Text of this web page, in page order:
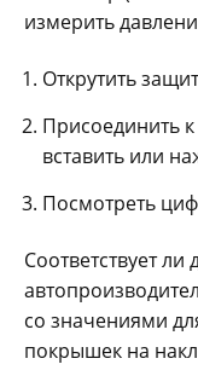
измерить
Открутить
Присоединить
вставить или
Посмотреть
Соответствует
со значениями
покрышек на